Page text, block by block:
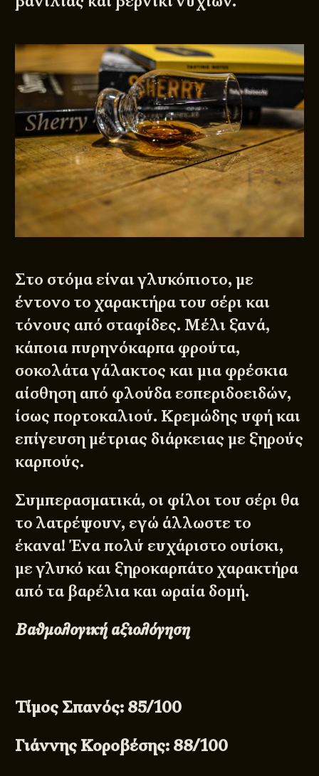
Στο στόμα είναι γλυκόπιοτο, με
έντονο το χαρακτήρα του σέρι και
τόνους από σταφίδες. Μέλι ξανά,
κάποια πυρηνόκαρπα φρούτα,
σοκολάτα γάλακτος και μια φρέσκια
αίσθηση από φλούδα εσπεριδοειδών,
ίσως πορτοκαλιού. Κρεμώδης υφή και
επίγευση μέτριας διάρκειας με ξηρούς
καρπούς.
Συμπερασματικά, οι φίλοι του σέρι θα
το λατρέψουν, εγώ άλλωστε το
έκανα! Ένα πολύ ευχάριστο ουίσκι,
με γλυκό και ξηροκαρπάτο χαρακτήρα
από τα βαρέλια και ωραία δομή.
Βαθμολογική αξιολόγηση
Τίμος Σπανός: 85/100
Γιάννης Κοροβέσης: 88/100